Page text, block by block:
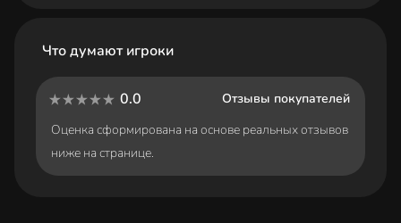
Что думают игроки
0.0
Отзывы покупателей
Оценка сформирована на основе реальных отзывов
ниже на странице.